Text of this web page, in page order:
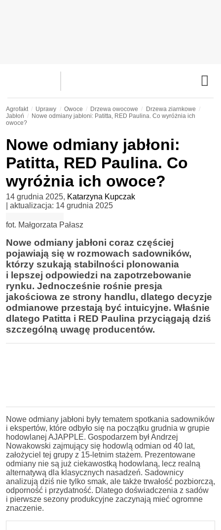
Agrofakt Uprawy Owoce Drzewa owocowe
Drzewa ziarnkowe
Jabłoń
Nowe odmiany jabłoni: Patitta, RED Paulina. Co wyróżnia ich
owoce?
Nowe odmiany jabłoni:
Patitta, RED Paulina. Co
wyróżnia ich owoce?
14 grudnia 2025, Katarzyna Kupczak
| aktualizacja: 14 grudnia 2025
fot. Małgorzata Pałasz
Nowe odmiany jabłoni coraz częściej
pojawiają się w rozmowach sadowników,
którzy szukają stabilności plonowania
i lepszej odpowiedzi na zapotrzebowanie
rynku. Jednocześnie rośnie presja
jakościowa ze strony handlu, dlatego decyzje
odmianowe przestają być intuicyjne. Właśnie
dlatego Patitta i RED Paulina przyciągają dziś
szczególną uwagę producentów.
Nowe odmiany jabłoni były tematem spotkania sadowników
i ekspertów, które odbyło się na początku grudnia w grupie
hodowlanej AJAPPLE. Gospodarzem był Andrzej
Nowakowski zajmujący się hodowlą odmian od 40 lat,
założyciel tej grupy z 15-letnim stażem. Prezentowane
odmiany nie są już ciekawostką hodowlaną, lecz realną
alternatywą dla klasycznych nasadzeń. Sadownicy
analizują dziś nie tylko smak, ale także trwałość pozbiorczą,
odporność i przydatność. Dlatego doświadczenia z sadów
i pierwsze sezony produkcyjne zaczynają mieć ogromne
znaczenie.